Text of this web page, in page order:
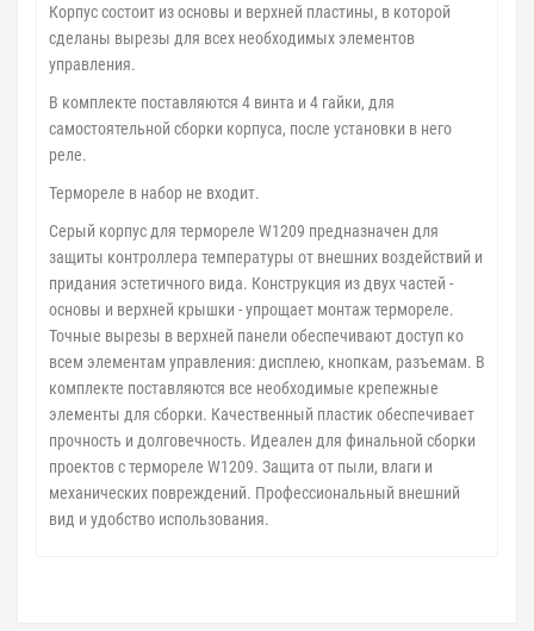
Корпус состоит из основы и верхней пластины, в которой
сделаны вырезы для всех необходимых элементов
управления.
В комплекте поставляются 4 винта и 4 гайки, для
самостоятельной сборки корпуса, после установки в него
реле.
Термореле в набор не входит.
Серый корпус для термореле W1209 предназначен для
защиты контроллера температуры от внешних воздействий и
придания эстетичного вида. Конструкция из двух частей -
основы и верхней крышки - упрощает монтаж термореле.
Точные вырезы в верхней панели обеспечивают доступ ко
всем элементам управления: дисплею, кнопкам, разъемам. В
комплекте поставляются все необходимые крепежные
элементы для сборки. Качественный пластик обеспечивает
прочность и долговечность. Идеален для финальной сборки
проектов с термореле W1209. Защита от пыли, влаги и
механических повреждений. Профессиональный внешний
вид и удобство использования.